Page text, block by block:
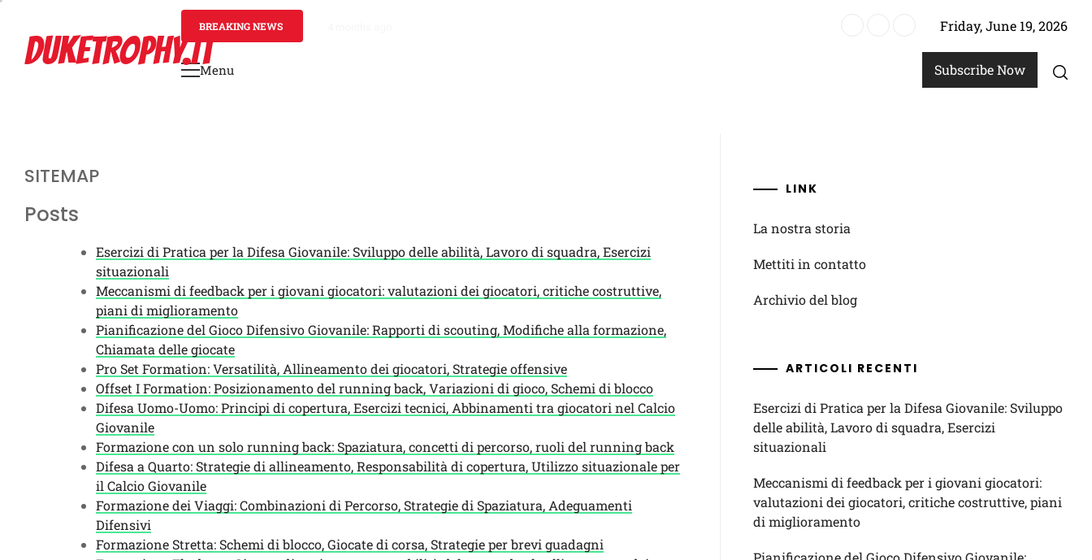
contentDUKETROPHY.IT
BREAKING NEWS Meccanismi di feedback per i giovani giocatori: valutazioni dei giocatori, critiche costruttive, piani di miglioramento
Friday, June 19, 2026
Primary
Menu Subscribe Now
SITEMAP
Posts
Esercizi di Pratica per la Difesa Giovanile: Sviluppo delle abilità, Lavoro di squadra, Esercizi
situazionali
Meccanismi di feedback per i giovani giocatori: valutazioni dei giocatori, critiche costruttive,
piani di miglioramento
Pianificazione del Gioco Difensivo Giovanile: Rapporti di scouting, Modifiche alla formazione,
Chiamata delle giocate
Pro Set Formation: Versatilità, Allineamento dei giocatori, Strategie offensive
Offset I Formation: Posizionamento del running back, Variazioni di gioco, Schemi di blocco
Difesa Uomo-Uomo: Principi di copertura, Esercizi tecnici, Abbinamenti tra giocatori nel Calcio
Giovanile
Formazione con un solo running back: Spaziatura, concetti di percorso, ruoli del running back
Difesa a Quarto: Strategie di allineamento, Responsabilità di copertura, Utilizzo situazionale per
il Calcio Giovanile
Formazione dei Viaggi: Combinazioni di Percorso, Strategie di Spaziatura, Adeguamenti
Difensivi
Formazione Stretta: Schemi di blocco, Giocate di corsa, Strategie per brevi guadagni
LINK
La nostra storia
Mettiti in contatto
Archivio del blog
ARTICOLI RECENTI
Esercizi di Pratica per la Difesa Giovanile: Sviluppo
delle abilità, Lavoro di squadra, Esercizi
situazionali
Meccanismi di feedback per i giovani giocatori:
valutazioni dei giocatori, critiche costruttive, piani
di miglioramento